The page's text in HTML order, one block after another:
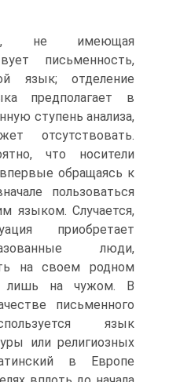
не имеющая
письменность,
язык; отделение
предполагает в
ступень анализа,
отсутствовать.
что носители
обращаясь к
пользоваться
языком. Случается,
приоб­ретает
люди,
на своем родном
лишь на чужом. В
письменного
язык
или религиозных
в Европе